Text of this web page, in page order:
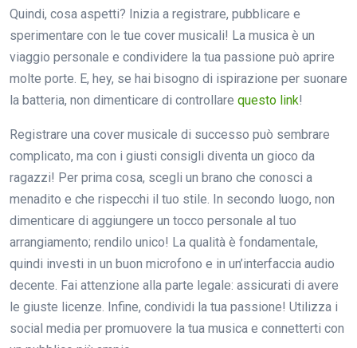
Quindi, cosa aspetti? Inizia a registrare, pubblicare e
sperimentare con le tue cover musicali! La musica è un
viaggio personale e condividere la tua passione può aprire
molte porte. E, hey, se hai bisogno di ispirazione per suonare
la batteria, non dimenticare di controllare questo link!
Registrare una cover musicale di successo può sembrare
complicato, ma con i giusti consigli diventa un gioco da
ragazzi! Per prima cosa, scegli un brano che conosci a
menadito e che rispecchi il tuo stile. In secondo luogo, non
dimenticare di aggiungere un tocco personale al tuo
arrangiamento; rendilo unico! La qualità è fondamentale,
quindi investi in un buon microfono e in un’interfaccia audio
decente. Fai attenzione alla parte legale: assicurati di avere
le giuste licenze. Infine, condividi la tua passione! Utilizza i
social media per promuovere la tua musica e connetterti con